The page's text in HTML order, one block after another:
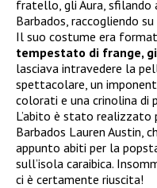
fratello, gli Aura, sfilando
Barbados, raccogliendo
Il suo costume era
tempestato di frange,
lasciava intravedere la
spettacolare, un
colorati e una crinolina di
L’abito è stato
Barbados Lauren Austin,
appunto abiti per la
sull’isola caraibica.
ci è certamente riuscita!